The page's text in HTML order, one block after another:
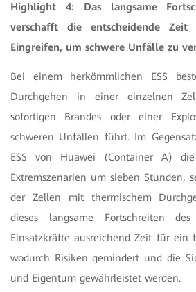
Highlight 4: Das langsame
verschafft die entscheidende
Eingreifen, um schwere Unfälle zu
Bei einem herkömmlichen ESS
Durchgehen in einer einzelnen
sofortigen Brandes oder einer
schweren Unfällen führt. Im
ESS von Huawei (Container A)
Extremszenarien um sieben Stunden,
der Zellen mit thermischem
dieses langsame Fortschreiten
Einsatzkräfte ausreichend Zeit für ein
wodurch Risiken gemindert und die
und Eigentum gewährleistet werden.